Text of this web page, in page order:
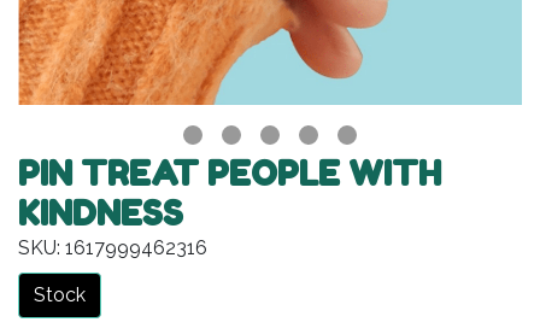
PIN TREAT PEOPLE WITH
KINDNESS
SKU: 1617999462316
Stock